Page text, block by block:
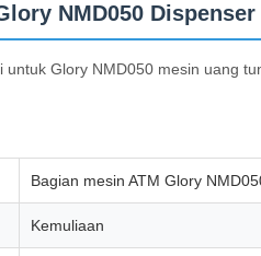
NMD050
Glory NMD050 mesin uang
Bagian mesin ATM Glory
Kemuliaan